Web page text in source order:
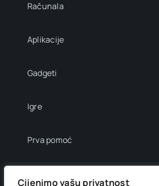
Cijenimo vašu privatnost
Računala
Aplikacije
Gadgeti
Igre
Prva pomoć